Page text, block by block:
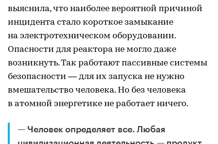
выяснила, что наиболее вероятной причиной
инцидента стало короткое замыкание
на электротехническом оборудовании.
Опасности для реактора не могло даже
возникнуть. Так работают пассивные системы
безопасности — для их запуска не нужно
вмешательство человека. Но без человека
в атомной энергетике не работает ничего.
— Человек определяет все. Любая